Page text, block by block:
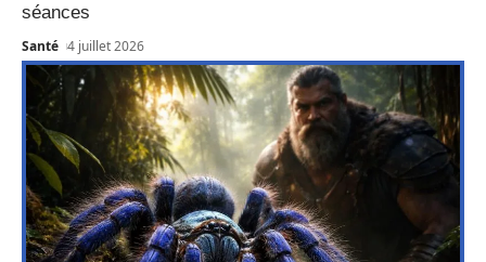
séances
Santé 4 juillet 2026